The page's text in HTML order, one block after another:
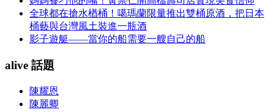
全球都在搶水楢桶！噶瑪蘭限量推出雙桶原酒，把日本
桶藝與台灣風土裝進一瓶酒
影子遊艇——當你的船需要一艘自己的船
alive 話題
陳耀恩
陳麗卿